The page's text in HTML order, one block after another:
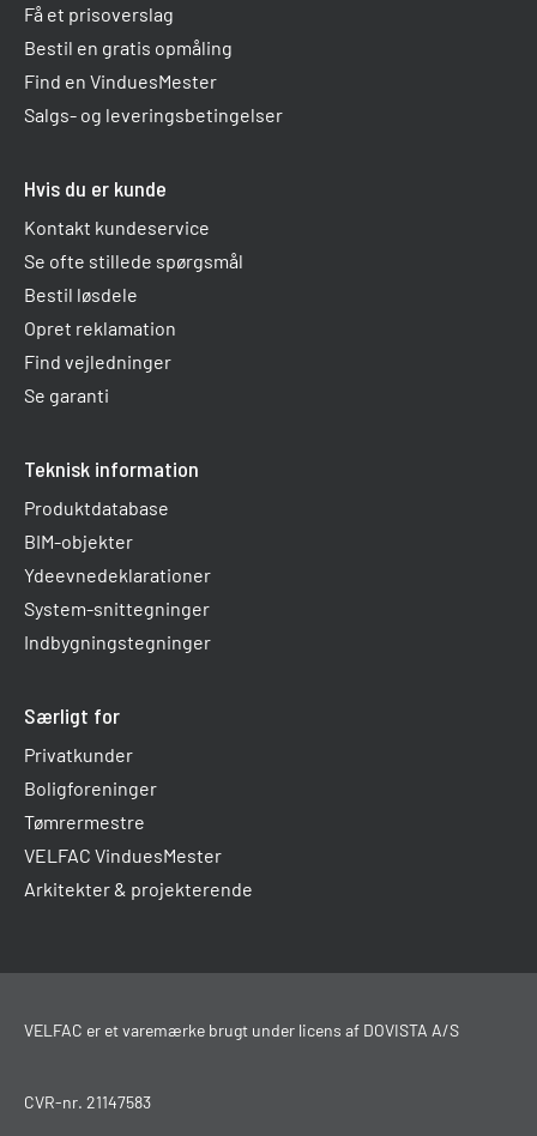
Få et prisoverslag
Bestil en gratis opmåling
Find en VinduesMester
Salgs- og leveringsbetingelser
Hvis du er kunde
Kontakt kundeservice
Se ofte stillede spørgsmål
Bestil løsdele
Opret reklamation
Find vejledninger
Se garanti
Teknisk information
Produktdatabase
BIM-objekter
Ydeevnedeklarationer
System-snittegninger
Indbygningstegninger
Særligt for
Privatkunder
Boligforeninger
Tømrermestre
VELFAC VinduesMester
Arkitekter & projekterende
VELFAC er et varemærke brugt under licens af DOVISTA A/S
CVR-nr. 21147583